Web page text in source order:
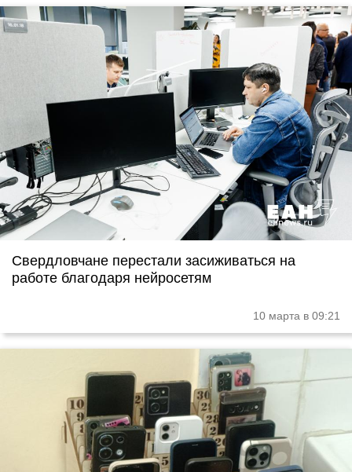
Свердловчане перестали засиживаться на
работе благодаря нейросетям
10 марта в 09:21